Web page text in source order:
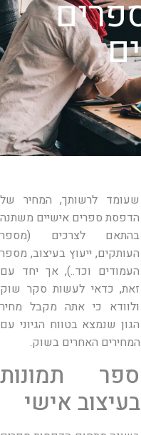
שעומד לרשותך, המחיר של
הדפסת ספרים אישיים משתנה
בהתאם לצרכים (מספר
העותקים, ייעוץ בעיצוב, מספר
העמודים וכד..), אך יחד עם
זאת, כדאי לעשות סקר שוק
ולוודא כי אתה מקבל מחיר
הגון שנמצא בטווח הגיוני עם
המחירים האחרים בשוק.
ספר תמונות
בעיצוב אישי